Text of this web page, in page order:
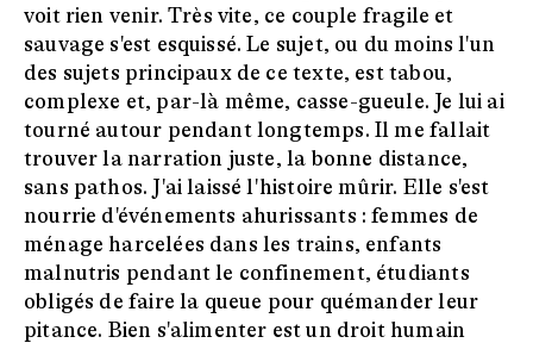
voit rien venir. Très vite, ce couple fragile et
sauvage s'est esquissé. Le sujet, ou du moins l'un
des sujets principaux de ce texte, est tabou,
complexe et, par-là même, casse-gueule. Je lui ai
tourné autour pendant longtemps. Il me fallait
trouver la narration juste, la bonne distance,
sans pathos. J'ai laissé l'histoire mûrir. Elle s'est
nourrie d'événements ahurissants : femmes de
ménage harcelées dans les trains, enfants
malnutris pendant le confinement, étudiants
obligés de faire la queue pour quémander leur
pitance. Bien s'alimenter est un droit humain